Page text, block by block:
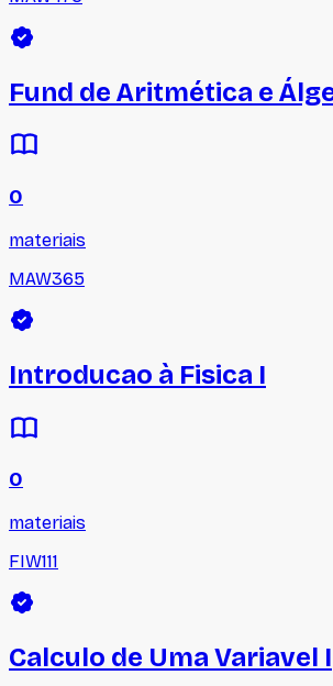
Fund de Aritmética e
0
materiais
MAW365
Introducao à Fisica I
0
materiais
FIW111
Calculo de Uma Variavel I